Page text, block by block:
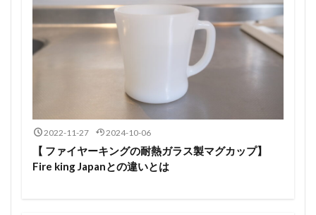
2022-11-27 2024-10-06
【 ファイヤーキングの耐熱ガラス製マグカップ】
Fire king Japanとの違いとは